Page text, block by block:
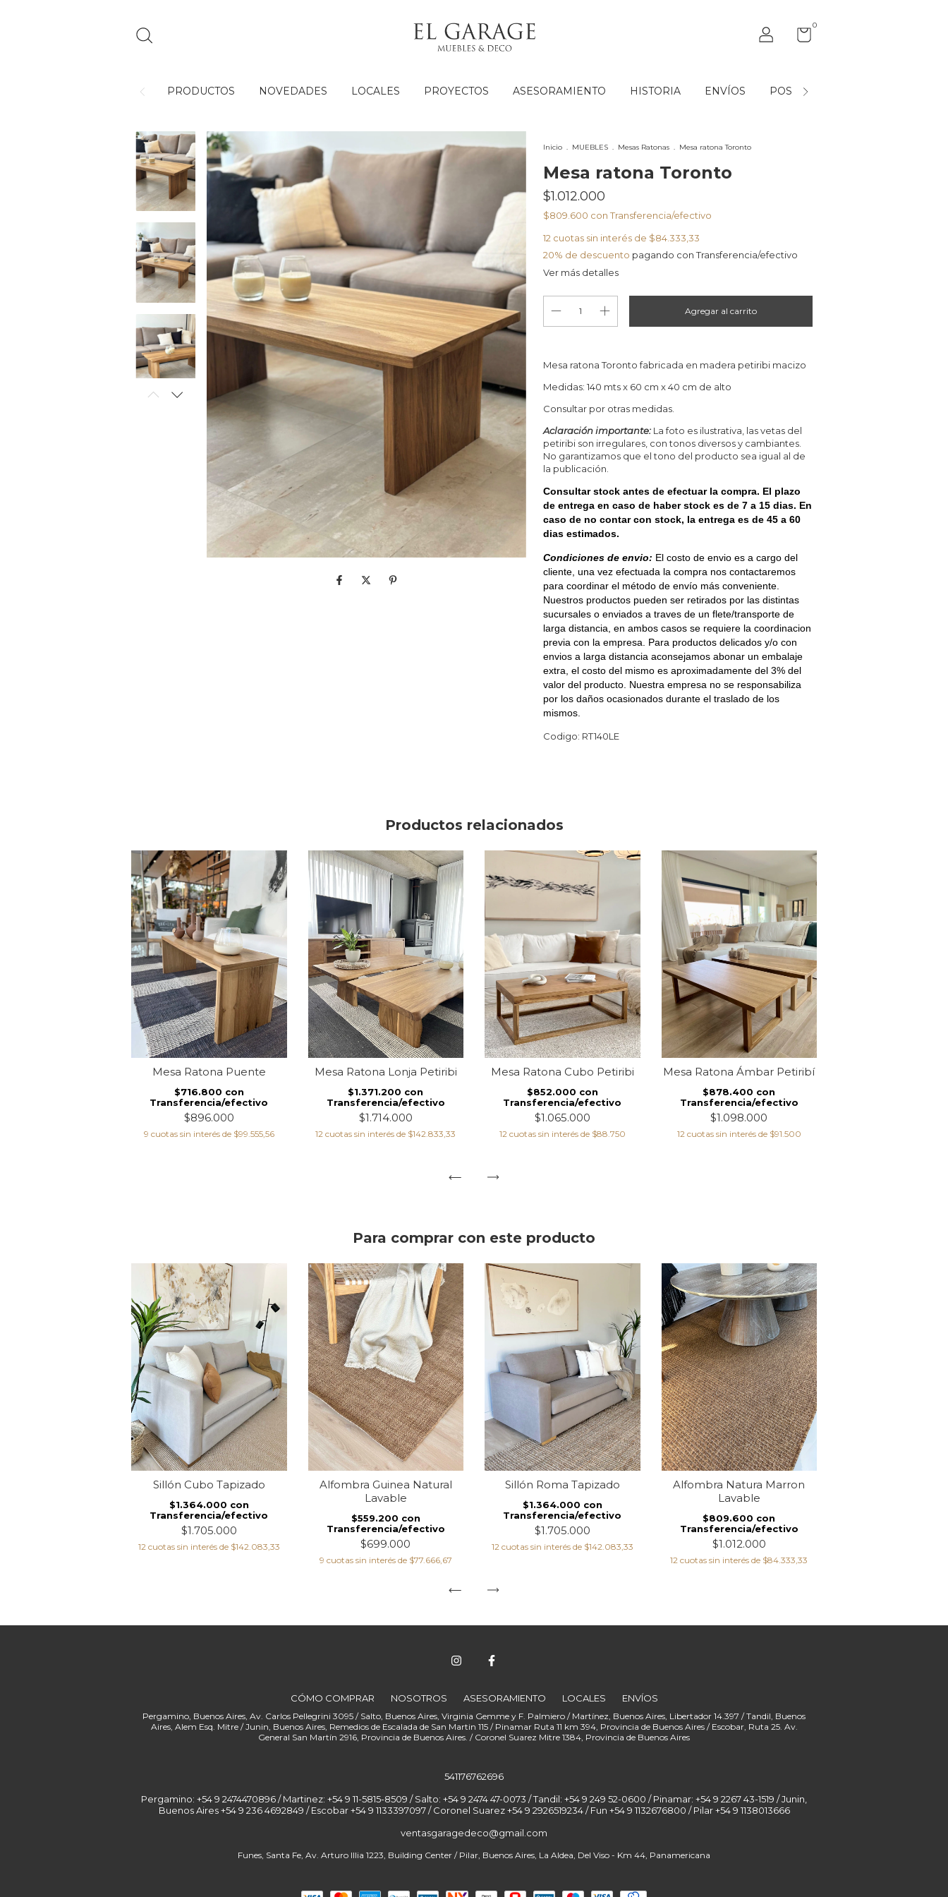
0
PRODUCTOS NOVEDADES LOCALES PROYECTOS ASESORAMIENTO HISTORIA ENVÍOS POST VENTA
Inicio . MUEBLES . Mesas Ratonas . Mesa ratona Toronto
Mesa ratona Toronto
$1.012.000
$809.600 con Transferencia/efectivo
12 cuotas sin interés de $84.333,33
20% de descuento pagando con Transferencia/efectivo
Ver más detalles
Mesa ratona Toronto fabricada en madera petiribi macizo
Medidas: 140 mts x 60 cm x 40 cm de alto
Consultar por otras medidas.
Aclaración importante:La foto es ilustrativa, las vetas del
petiribi son irregulares, con tonos diversos y cambiantes.
No garantizamos que el tono del producto sea igual al de
la publicación.
Consultar stock antes de efectuar la compra. El plazo
de entrega en caso de haber stock es de 7 a 15 dias. En
caso de no contar con stock, la entrega es de 45 a 60
dias estimados.
Condiciones de envio: El costo de envio es a cargo del
cliente, una vez efectuada la compra nos contactaremos
para coordinar el método de envío más conveniente.
Nuestros productos pueden ser retirados por las distintas
sucursales o enviados a traves de un flete/transporte de
larga distancia, en ambos casos se requiere la coordinacion
previa con la empresa. Para productos delicados y/o con
envios a larga distancia aconsejamos abonar un embalaje
extra, el costo del mismo es aproximadamente del 3% del
valor del producto. Nuestra empresa no se responsabiliza
por los daños ocasionados durante el traslado de los
mismos.
Codigo: RT140LE
Productos relacionados
Mesa Ratona Puente
$896.000
$716.800 con
Transferencia/efectivo
9 cuotas sin interés de $99.555,56
Mesa Ratona Lonja Petiribi
$1.714.000
$1.371.200 con
Transferencia/efectivo
12 cuotas sin interés de $142.833,33
Mesa Ratona Cubo Petiribi
$1.065.000
$852.000 con
Transferencia/efectivo
12 cuotas sin interés de $88.750
Mesa Ratona Ámbar Petiribí
$1.098.000
$878.400 con
Transferencia/efectivo
12 cuotas sin interés de $91.500
Para comprar con este producto
Sillón Cubo Tapizado
$1.705.000
$1.364.000 con
Transferencia/efectivo
12 cuotas sin interés de $142.083,33
Alfombra Guinea Natural
Lavable
$699.000
$559.200 con
Transferencia/efectivo
9 cuotas sin interés de $77.666,67
Sillón Roma Tapizado
$1.705.000
$1.364.000 con
Transferencia/efectivo
12 cuotas sin interés de $142.083,33
Alfombra Natura Marron
Lavable
$1.012.000
$809.600 con
Transferencia/efectivo
12 cuotas sin interés de $84.333,33
CÓMO COMPRAR NOSOTROS ASESORAMIENTO LOCALES ENVÍOS
541176762696
Pergamino: +54 9 2474470896 / Martinez: +54 9 11-5815-8509 / Salto: +54 9 2474 47-0073 / Tandil: +54 9 249 52-0600 / Pinamar: +54 9 2267 43-1519 / Junin,
Buenos Aires +54 9 236 4692849 / Escobar +54 9 1133397097 / Coronel Suarez +54 9 2926519234 / Fun
ventasgaragedeco@gmail.com